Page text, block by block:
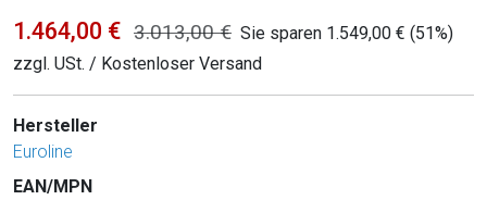
1.464,00 € 3.013,00 € Sie sparen 1.549,00 € (51%)
zzgl. USt. / Kostenloser Versand
Hersteller
Euroline
EAN/MPN